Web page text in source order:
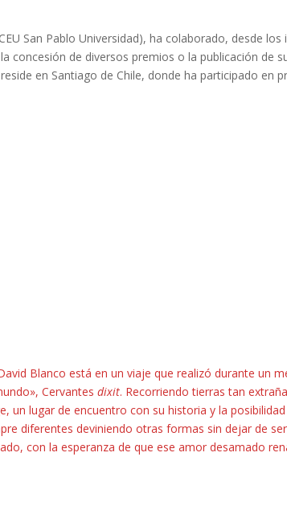
San Pablo Universidad), ha colaborado, desde
concesión de diversos premios o la publicación de
en Santiago de Chile, donde ha participado en
Blanco está en un viaje que realizó durante un
Cervantesdixit. Recorriendo tierras tan
un lugar de encuentro con su historia y la
diferentes deviniendo otras formas sin dejar de
con la esperanza de que ese amor desamado